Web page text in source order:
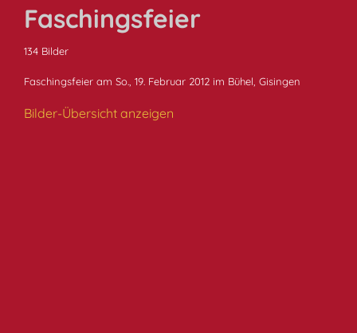
Faschingsfeier
134 Bilder
Faschingsfeier am So., 19. Februar 2012 im Bühel, Gisingen
Bilder-Übersicht anzeigen